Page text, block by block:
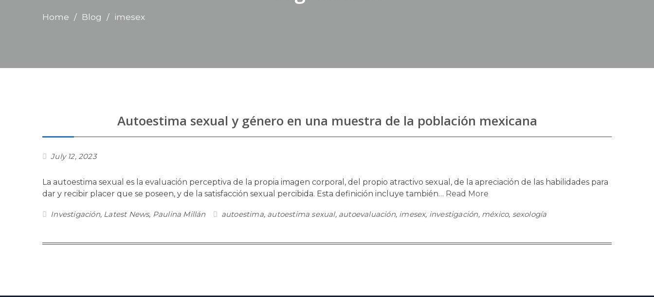
Home Blog imesex
Autoestima sexual y género en una muestra de la población mexicana
July 12, 2023
La autoestima sexual es la evaluación perceptiva de la propia imagen corporal, del propio atractivo sexual, de la apreciación de las habilidades para
dar y recibir placer que se poseen, y de la satisfacción sexual percibida. Esta definición incluye también… Read More
Investigación, Latest News, Paulina Millán autoestima, autoestima sexual, autoevaluación, imesex, investigación, méxico, sexología